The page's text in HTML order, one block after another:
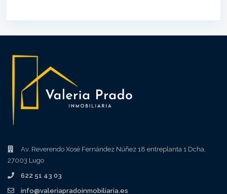
Av. Reverendo Xosé Fernández Núñez 18 entreplanta 1 Dcha,
27003 Lugo
622 51 43 03
info@valeriapradoinmobiliaria.es